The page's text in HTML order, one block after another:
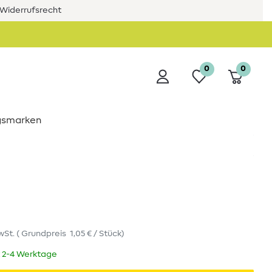
0 0
( Grundpreis 1,05 € / Stück)
4 Werktage